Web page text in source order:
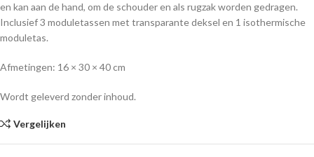
en kan aan de hand, om de schouder en als rugzak worden gedragen.
Inclusief 3 moduletassen met transparante deksel en 1 isothermische
moduletas.
Afmetingen: 16 × 30 × 40 cm
Wordt geleverd zonder inhoud.
Vergelijken